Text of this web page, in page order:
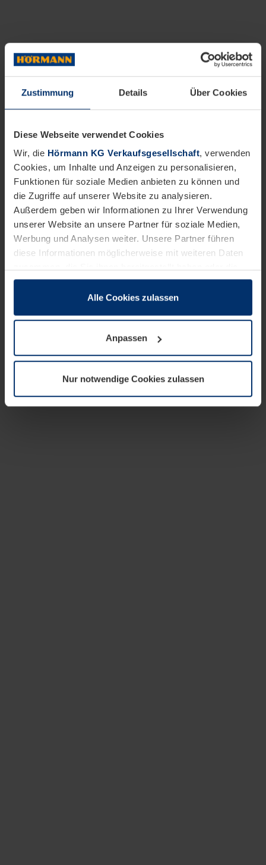
Zustimmung Details Über Cookies
Diese Webseite verwendet Cookies
Wir, die Hörmann KG Verkaufsgesellschaft, verwenden
Cookies, um Inhalte und Anzeigen zu personalisieren,
Funktionen für soziale Medien anbieten zu können und
die Zugriffe auf unserer Website zu analysieren.
Außerdem geben wir Informationen zu Ihrer Verwendung
unserer Website an unsere Partner für soziale Medien,
Werbung und Analysen weiter. Unsere Partner führen
diese Informationen möglicherweise mit weiteren Daten
sie im Rahmen Ihrer Nutzung der Dienste gesammelt
wenn diese für den Betrieb dieser Seite unbedingt
notwendig sind. Für alle anderen Cookie-Typen benötigen
wir Ihre Erlaubnis. Ihre Einwilligung können Sie jederzeit
Datenschutzerklärungunserer Website ändern oder
widerrufen.
Alle Cookies zulassen
Anpassen
Nur notwendige Cookies zulassen